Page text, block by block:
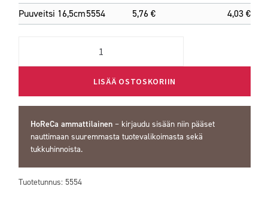
Puuveitsi 16,5cm5554 5,76 € 4,03 €
LISÄÄ OSTOSKORIIN
HoReCa ammattilainen – kirjaudu sisään niin pääset
nauttimaan suuremmasta tuotevalikoimasta sekä
tukkuhinnoista.
Tuotetunnus: 5554